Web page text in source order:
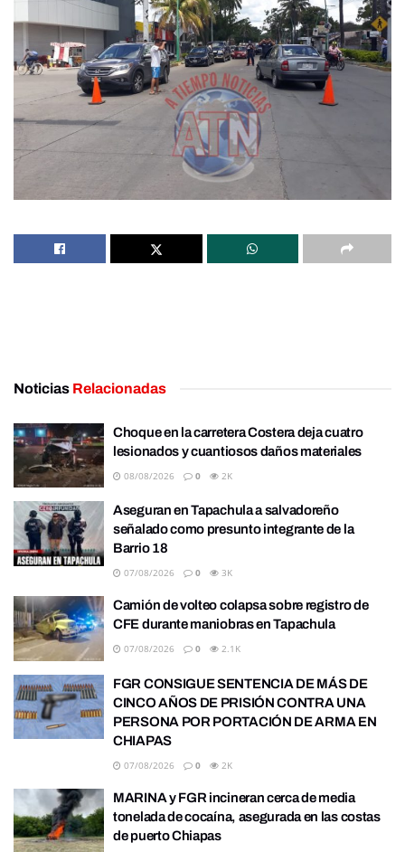
Noticias Relacionadas
Choque en la carretera Costera deja cuatro
lesionados y cuantiosos daños materiales
08/08/2026 0 2K
Aseguran en Tapachula a salvadoreño
señalado como presunto integrante de la
Barrio 18
07/08/2026 0 3K
Camión de volteo colapsa sobre registro de
CFE durante maniobras en Tapachula
07/08/2026 0 2.1K
FGR CONSIGUE SENTENCIA DE MÁS DE
CINCO AÑOS DE PRISIÓN CONTRA UNA
PERSONA POR PORTACIÓN DE ARMA EN
CHIAPAS
07/08/2026 0 2K
MARINA y FGR incineran cerca de media
tonelada de cocaína, asegurada en las costas
de puerto Chiapas